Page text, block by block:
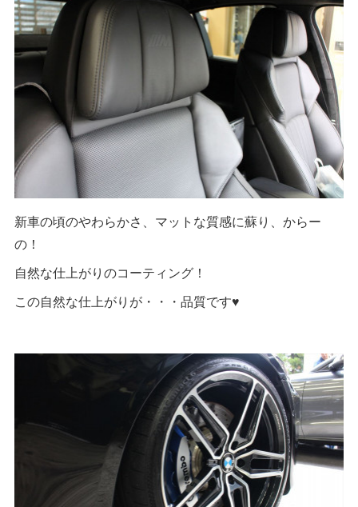
新車の頃のやわらかさ、マットな質感に蘇り、からー
の！
自然な仕上がりのコーティング！
この自然な仕上がりが・・・品質です♥